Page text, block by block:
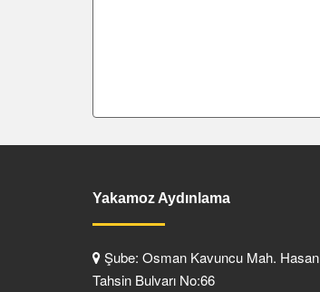
Yakamoz Aydınlama
Şube: Osman Kavuncu Mah. Hasan
Tahsin Bulvarı No:66